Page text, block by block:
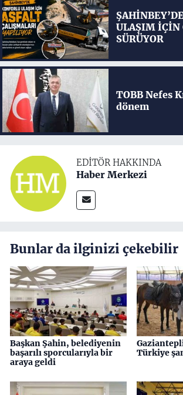
ULAŞIM İÇİN
SÜRÜYOR
TOBB Nefes
dönem
EDITÖR HAKKINDA
Haber Merkezi
Bunlar da ilginizi çekebilir
Başkan Şahin, belediyenin
başarılı sporcularıyla bir
araya geldi
Türkiye